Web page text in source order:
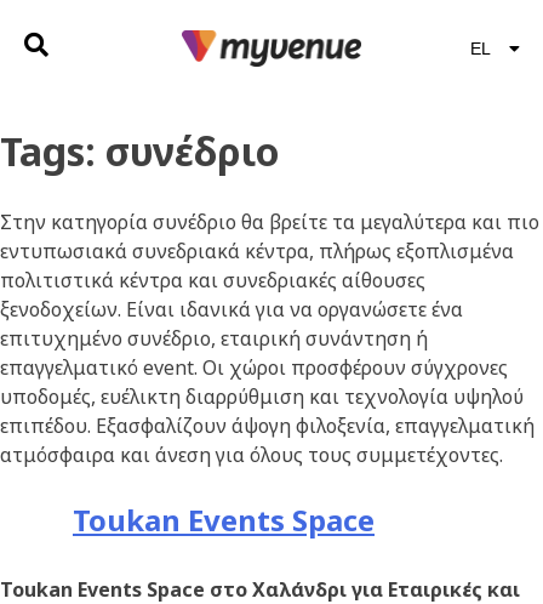
EL
EN
Tags: συνέδριο
Στην κατηγορία συνέδριο θα βρείτε τα μεγαλύτερα και πιο
εντυπωσιακά συνεδριακά κέντρα, πλήρως εξοπλισμένα
πολιτιστικά κέντρα και συνεδριακές αίθουσες
ξενοδοχείων. Είναι ιδανικά για να οργανώσετε ένα
επιτυχημένο συνέδριο, εταιρική συνάντηση ή
επαγγελματικό event. Οι χώροι προσφέρουν σύγχρονες
υποδομές, ευέλικτη διαρρύθμιση και τεχνολογία υψηλού
επιπέδου. Εξασφαλίζουν άψογη φιλοξενία, επαγγελματική
ατμόσφαιρα και άνεση για όλους τους συμμετέχοντες.
Toukan Events Space
Toukan Events Space στο Χαλάνδρι για Εταιρικές και